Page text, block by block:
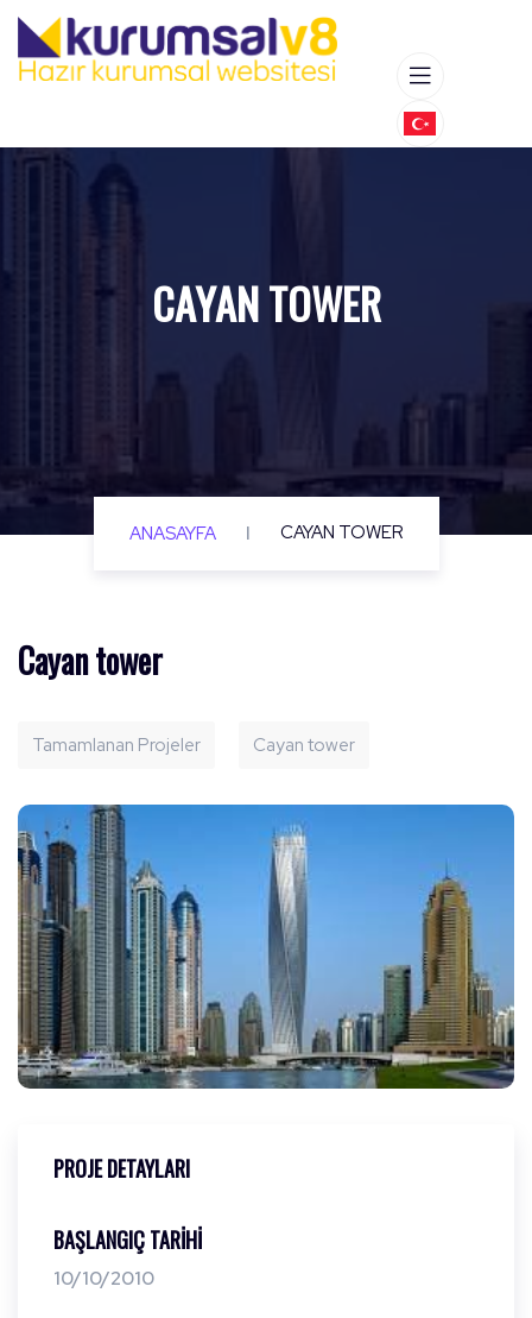
CAYAN TOWER
ANASAYFA I CAYAN TOWER
Cayan tower
Tamamlanan Projeler Cayan tower
PROJE DETAYLARI
BAŞLANGIÇ TARIHI
10/10/2010